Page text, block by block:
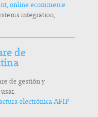
, online ecommerce
integration,
de
de gestión y
electrónica AFIP